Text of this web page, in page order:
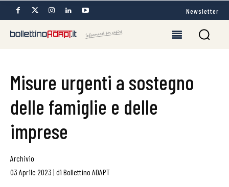
Newsletter
Misure urgenti a sostegno
delle famiglie e delle
imprese
Archivio
03 Aprile 2023 | di Bollettino ADAPT